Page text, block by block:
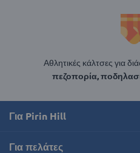
Αθλητικές κάλτσες για
πεζοπορία,
Για Pirin Hill
Για πελάτες